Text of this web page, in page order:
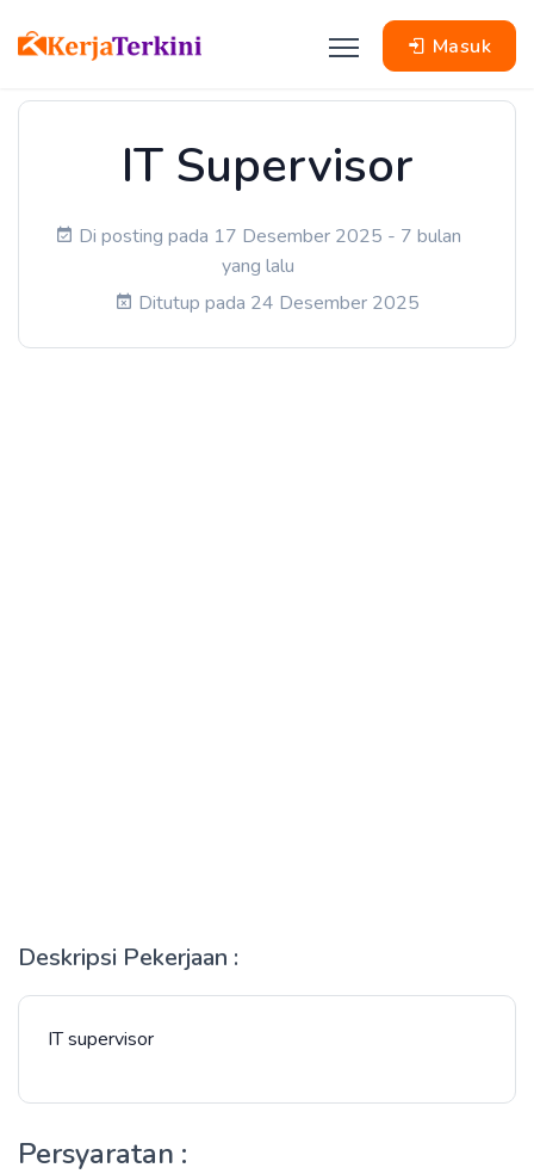
Masuk
IT Supervisor
Di posting pada 17 Desember 2025 - 7 bulan
yang lalu
Ditutup pada 24 Desember 2025
Deskripsi Pekerjaan :
IT supervisor
Persyaratan :